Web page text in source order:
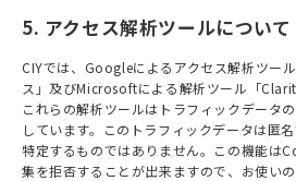
5. アクセス解析ツールについて
CIYでは、Googleによるアクセス解析ツー
ス」及びMicrosoftによる解析ツール「
これらの解析ツールはトラフィックデータ
しています。このトラフィックデータは匿
特定するものではありません。この機能は
集を拒否することが出来ますので、お使い